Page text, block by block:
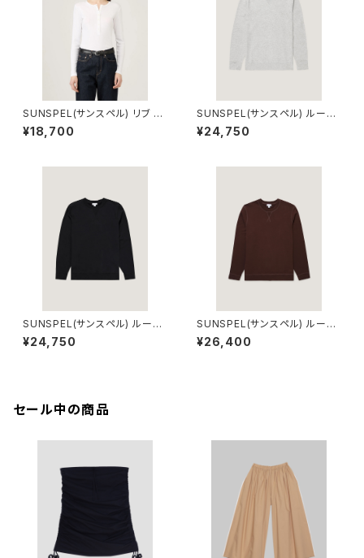
SUNSPEL(サンスペル) リブ ヘ
ンリーシャツ White Mサイズ
¥18,700
SUNSPEL(サンスペル) ループ
バック スウェットシャツ
¥24,750
SUNSPEL(サンスペル) ループ
バック スウェットシャツ
¥24,750
SUNSPEL(サンスペル) ループ
バック スウェットシャツ (Truffl
e)
¥26,400
セール中の商品